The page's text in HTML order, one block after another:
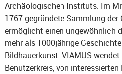
Archäologischen Instituts. Im
1767 gegründete Sammlung der
ermöglicht einen ungewöhnlich
mehr als 1000jährige
Bildhauerkunst. VIAMUS
Benutzerkreis, von interessierten